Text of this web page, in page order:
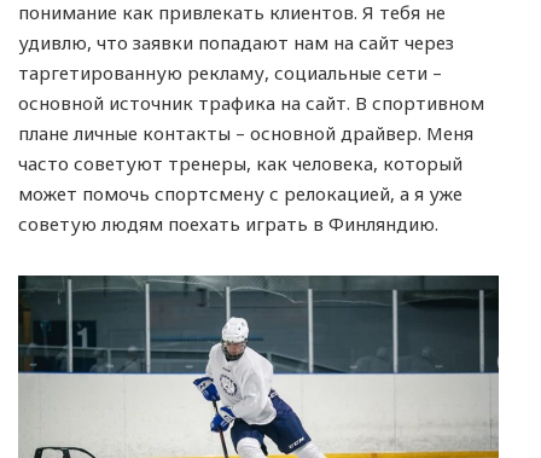
понимание как привлекать клиентов. Я тебя не
удивлю, что заявки попадают нам на сайт через
таргетированную рекламу, социальные сети –
основной источник трафика на сайт. В спортивном
плане личные контакты – основной драйвер. Меня
часто советуют тренеры, как человека, который
может помочь спортсмену с релокацией, а я уже
советую людям поехать играть в Финляндию.